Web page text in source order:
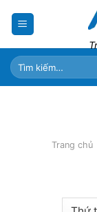
Tìm
kiếm:
Trang chủ